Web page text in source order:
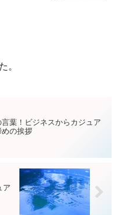
。
言葉！ビジネスからカジュア
めの挨拶
ア